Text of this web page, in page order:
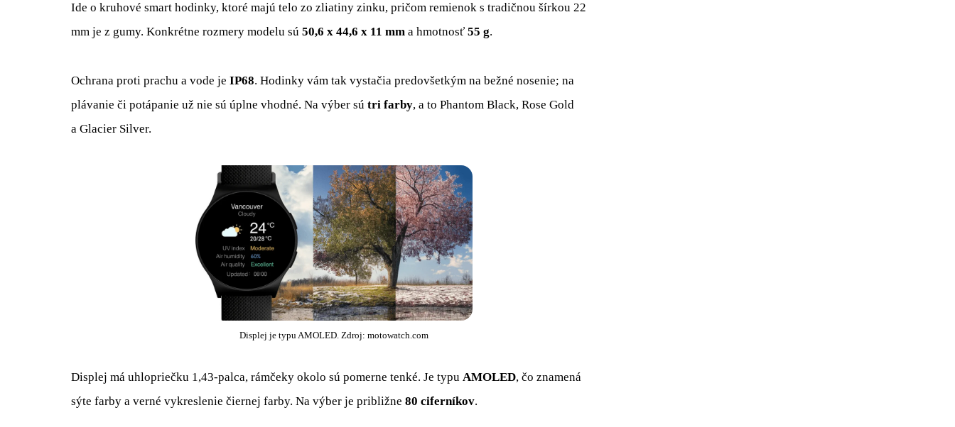
Ide o kruhové smart hodinky, ktoré majú telo zo zliatiny zinku, pričom remienok s tradičnou šírkou 22
mm je z gumy. Konkrétne rozmery modelu sú 50,6 x 44,6 x 11 mm a hmotnosť 55 g.
Ochrana proti prachu a vode je IP68. Hodinky vám tak vystačia predovšetkým na bežné nosenie; na
plávanie či potápanie už nie sú úplne vhodné. Na výber sú tri farby, a to Phantom Black, Rose Gold
a Glacier Silver.
Displej je typu AMOLED. Zdroj: motowatch.com
Displej má uhlopriečku 1,43-palca, rámčeky okolo sú pomerne tenké. Je typu AMOLED, čo znamená
sýte farby a verné vykreslenie čiernej farby. Na výber je približne 80 ciferníkov.